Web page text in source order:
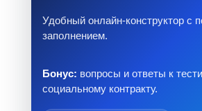
Удобный онлайн-конструктор с
заполнением.
Бонус: вопросы и ответы к
социальному контракту.